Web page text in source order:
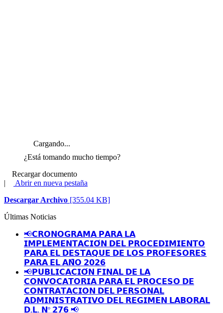
Cargando...
¿Está tomando mucho tiempo?
Recargar documento
|
Abrir en nueva pestaña
Descargar Archivo [355.04 KB]
Últimas Noticias
📢𝗖𝗥𝗢𝗡𝗢𝗚𝗥𝗔𝗠𝗔 𝗣𝗔𝗥𝗔 𝗟𝗔
𝗜𝗠𝗣𝗟𝗘𝗠𝗘𝗡𝗧𝗔𝗖𝗜𝗢́𝗡 𝗗𝗘𝗟 𝗣𝗥𝗢𝗖𝗘𝗗𝗜𝗠𝗜𝗘𝗡𝗧𝗢
𝗣𝗔𝗥𝗔 𝗘𝗟 𝗗𝗘𝗦𝗧𝗔𝗤𝗨𝗘 𝗗𝗘 𝗟𝗢𝗦 𝗣𝗥𝗢𝗙𝗘𝗦𝗢𝗥𝗘𝗦
𝗣𝗔𝗥𝗔 𝗘𝗟 𝗔𝗡̃𝗢 𝟮𝟬𝟮𝟲
📢𝗣𝗨𝗕𝗟𝗜𝗖𝗔𝗖𝗜𝗢́𝗡 𝗙𝗜𝗡𝗔𝗟 𝗗𝗘 𝗟𝗔
𝗖𝗢𝗡𝗩𝗢𝗖𝗔𝗧𝗢𝗥𝗜𝗔 𝗣𝗔𝗥𝗔 𝗘𝗟 𝗣𝗥𝗢𝗖𝗘𝗦𝗢 𝗗𝗘
𝗖𝗢𝗡𝗧𝗥𝗔𝗧𝗔𝗖𝗜𝗢𝗡 𝗗𝗘𝗟 𝗣𝗘𝗥𝗦𝗢𝗡𝗔𝗟
𝗔𝗗𝗠𝗜𝗡𝗜𝗦𝗧𝗥𝗔𝗧𝗜𝗩𝗢 𝗗𝗘𝗟 𝗥𝗘𝗚𝗜𝗠𝗘𝗡 𝗟𝗔𝗕𝗢𝗥𝗔𝗟
𝗗.𝗟. 𝗡º 𝟮𝟳𝟲 📢